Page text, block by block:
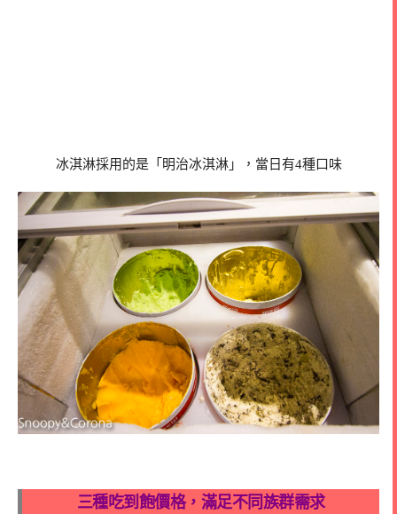
冰淇淋採用的是「明治冰淇淋」，當日有4種口味
三種吃到飽價格，滿足不同族群需求